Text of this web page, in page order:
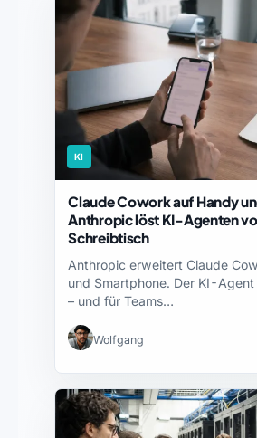
KI
Claude Cowork auf Handy
Anthropic löst KI-Agenten
Schreibtisch
Anthropic erweitert Claude
und Smartphone. Der KI-
– und für Teams…
Wolfgang